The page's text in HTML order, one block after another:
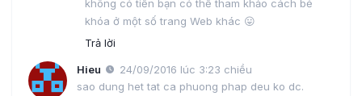
không có tiền bạn có thể tham khảo cách bẻ
khóa ở một số trang Web khác 😛
Trả lời
Hieu
24/09/2016 lúc 3:23 chiều
sao dung het tat ca phuong phap deu ko dc.